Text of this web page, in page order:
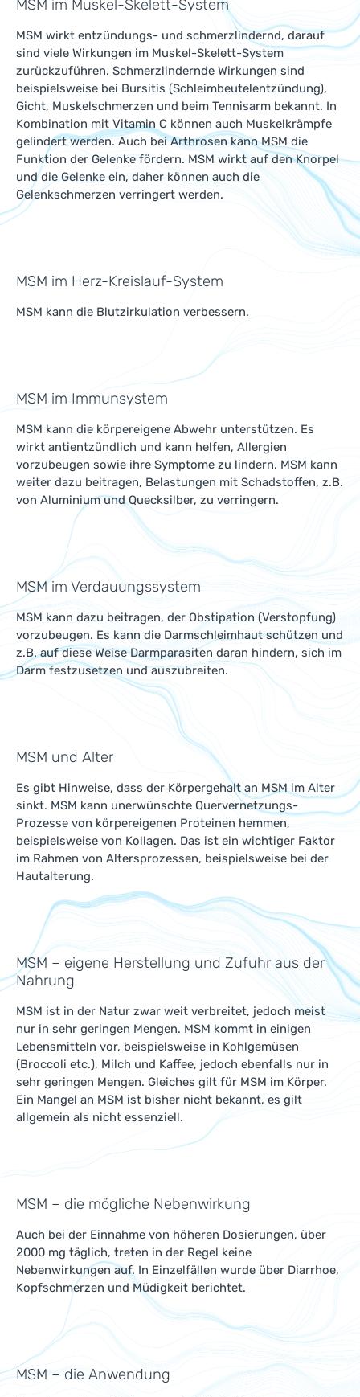
MSM im Muskel-Skelett-System
MSM wirkt entzündungs- und schmerzlindernd, darauf
sind viele Wirkungen im Muskel-Skelett-System
zurückzuführen. Schmerzlindernde Wirkungen sind
beispielsweise bei Bursitis (Schleimbeutelentzündung),
Gicht, Muskelschmerzen und beim Tennisarm bekannt. In
Kombination mit Vitamin C können auch Muskelkrämpfe
gelindert werden. Auch bei Arthrosen kann MSM die
Funktion der Gelenke fördern. MSM wirkt auf den Knorpel
und die Gelenke ein, daher können auch die
Gelenkschmerzen verringert werden.
MSM im Herz-Kreislauf-System
MSM kann die Blutzirkulation verbessern.
MSM im Immunsystem
MSM kann die körpereigene Abwehr unterstützen. Es
wirkt antientzündlich und kann helfen, Allergien
vorzubeugen sowie ihre Symptome zu lindern. MSM kann
weiter dazu beitragen, Belastungen mit Schadstoffen, z.B.
von Aluminium und Quecksilber, zu verringern.
MSM im Verdauungssystem
MSM kann dazu beitragen, der Obstipation (Verstopfung)
vorzubeugen. Es kann die Darmschleimhaut schützen und
z.B. auf diese Weise Darmparasiten daran hindern, sich im
Darm festzusetzen und auszubreiten.
MSM und Alter
Es gibt Hinweise, dass der Körpergehalt an MSM im Alter
sinkt. MSM kann unerwünschte Quervernetzungs-
Prozesse von körpereigenen Proteinen hemmen,
beispielsweise von Kollagen. Das ist ein wichtiger Faktor
im Rahmen von Altersprozessen, beispielsweise bei der
Hautalterung.
MSM – eigene Herstellung und Zufuhr aus der
Nahrung
MSM ist in der Natur zwar weit verbreitet, jedoch meist
nur in sehr geringen Mengen. MSM kommt in einigen
Lebensmitteln vor, beispielsweise in Kohlgemüsen
(Broccoli etc.), Milch und Kaffee, jedoch ebenfalls nur in
sehr geringen Mengen. Gleiches gilt für MSM im Körper.
Ein Mangel an MSM ist bisher nicht bekannt, es gilt
allgemein als nicht essenziell.
MSM – die mögliche Nebenwirkung
Auch bei der Einnahme von höheren Dosierungen, über
2000 mg täglich, treten in der Regel keine
Nebenwirkungen auf. In Einzelfällen wurde über Diarrhoe,
Kopfschmerzen und Müdigkeit berichtet.
MSM – die Anwendung